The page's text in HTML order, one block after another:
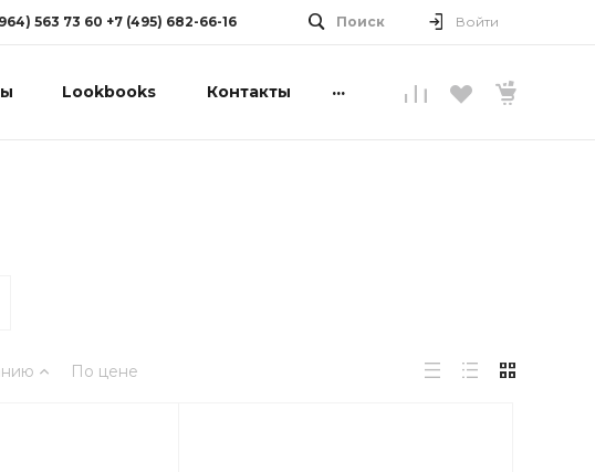
563 73 60 +7 (495) 682-66-16 Поиск Войти
Lookbooks Контакты ...
По цене